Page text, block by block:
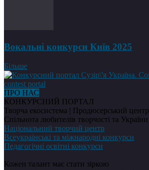
Вокальні конкурси Київ 2025
Більше
ПРО НАС
КОНКУРСНИЙ ПОРТАЛ
Творча екосистема | Продюсерський центр
Спільнота любителів творчості та України
Національний творчий центр
Всеукраїнські та міжнародні конкурси
Педагогічні освітні конкурси
Кожен талант має стати зіркою